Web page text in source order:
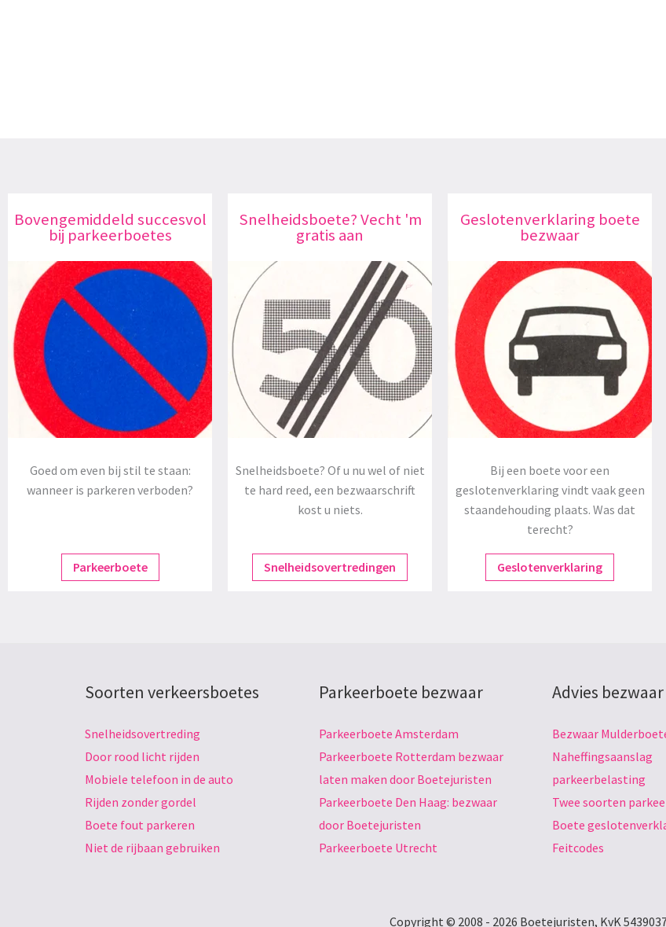
Bovengemiddeld succesvol
bij parkeerboetes
Goed om even bij stil te staan:
wanneer is parkeren verboden?
Parkeerboete
Snelheidsboete? Vecht 'm
gratis aan
Snelheidsboete? Of u nu wel of niet
te hard reed, een bezwaarschrift
kost u niets.
Snelheidsovertredingen
Geslotenverklaring boete
bezwaar
Bij een boete voor een
geslotenverklaring vindt vaak geen
staandehouding plaats. Was dat
terecht?
Geslotenverklaring
Soorten verkeersboetes
Snelheidsovertreding
Door rood licht rijden
Mobiele telefoon in de auto
Rijden zonder gordel
Boete fout parkeren
Niet de rijbaan gebruiken
Parkeerboete bezwaar
Parkeerboete Amsterdam
Parkeerboete Rotterdam bezwaar
laten maken door Boetejuristen
Parkeerboete Den Haag: bezwaar
door Boetejuristen
Parkeerboete Utrecht
Advies
Bezwaar
Naheffingsaanslag
parkeerbelasting
Twee soorten
Boete
Feitcodes
Copyright © 2008 - 2026 Boetejuristen, KvK